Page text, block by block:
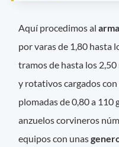
Aquí procedimos al
por varas de 1,80 hasta
tramos de hasta los
y rotativos cargados
plomadas de 0,80 a 110
anzuelos corvineros
equipos con unas